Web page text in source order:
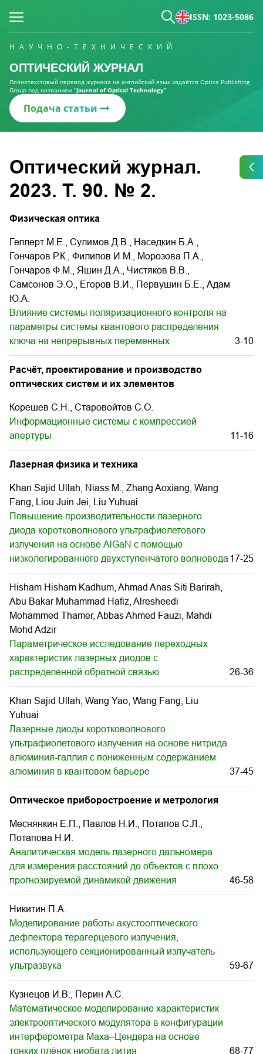
ISSN: 1023-5086
НАУЧНО-ТЕХНИЧЕСКИЙ
ОПТИЧЕСКИЙ ЖУРНАЛ
Полнотекстовый перевод журнала на английский язык издаётся Optica Publishing
Group под названием “Journal of Optical Technology“
Подача статьи
Оптический журнал.
2023. Т. 90. № 2.
Физическая оптика
Геллерт М.Е., Сулимов Д.В., Наседкин Б.А.,
Гончаров Р.К., Филипов И.М., Морозова П.А.,
Гончаров Ф.М., Яшин Д.А., Чистяков В.В.,
Самсонов Э.О., Егоров В.И., Первушин Б.Е., Адам
Ю.А.
Влияние системы поляризационного контроля на
параметры системы квантового распределения
ключа на непрерывных переменных
3-10
Расчёт, проектирование и производство
оптических систем и их элементов
Корешев С.Н., Старовойтов С.О.
Информационные системы с компрессией
апертуры
11-16
Лазерная физика и техника
Khan Sajid Ullah, Niass M., Zhang Aoxiang, Wang
Fang, Liou Juin Jei, Liu Yuhuai
Повышение производительности лазерного
диода коротковолнового ультрафиолетового
излучения на основе AlGaN с помощью
низколегированного двухступенчатого волновода 17-25
Hisham Hisham Kadhum, Ahmad Anas Siti Barirah,
Abu Bakar Muhammad Hafiz, Alresheedi
Mohammed Thamer, Abbas Ahmed Fauzi, Mahdi
Mohd Adzir
Параметрическое исследование переходных
характеристик лазерных диодов с
распределённой обратной связью
26-36
Khan Sajid Ullah, Wang Yao, Wang Fang, Liu
Yuhuai
Лазерные диоды коротковолнового
ультрафиолетового излучения на основе нитрида
алюминия-галлия с пониженным содержанием
алюминия в квантовом барьере
37-45
Оптическое приборостроение и метрология
Меснянкин Е.П., Павлов Н.И., Потапов С.Л.,
Потапова Н.И.
Аналитическая модель лазерного дальномера
для измерения расстояний до объектов с плохо
прогнозируемой динамикой движения
46-58
Никитин П.А.
Моделирование работы акустооптического
дефлектора терагерцевого излучения,
использующего секционированный излучатель
ультразвука
59-67
Кузнецов И.В., Перин А.С.
Математическое моделирование характеристик
электрооптического модулятора в конфигурации
интерферометра Маха–Цендера на основе
тонких плёнок ниобата лития
68-77